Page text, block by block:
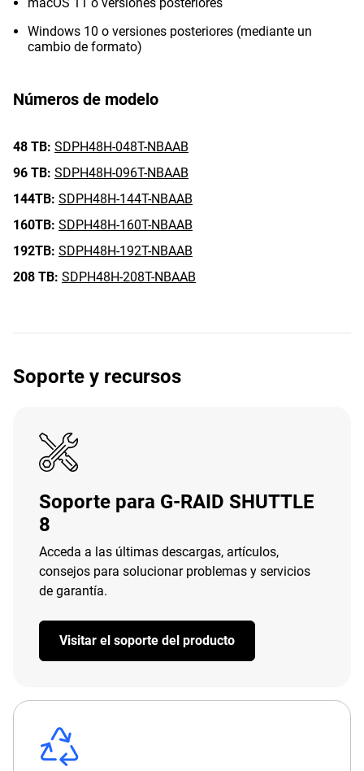
Windows 10 o versiones posteriores (mediante un
cambio de formato)
Números de modelo
48 TB: SDPH48H-048T-NBAAB
96 TB: SDPH48H-096T-NBAAB
144TB: SDPH48H-144T-NBAAB
160TB: SDPH48H-160T-NBAAB
192TB: SDPH48H-192T-NBAAB
208 TB: SDPH48H-208T-NBAAB
Soporte y recursos
Soporte para G-RAID SHUTTLE
8
Acceda a las últimas descargas, artículos,
consejos para solucionar problemas y servicios
de garantía.
Visitar el soporte del producto